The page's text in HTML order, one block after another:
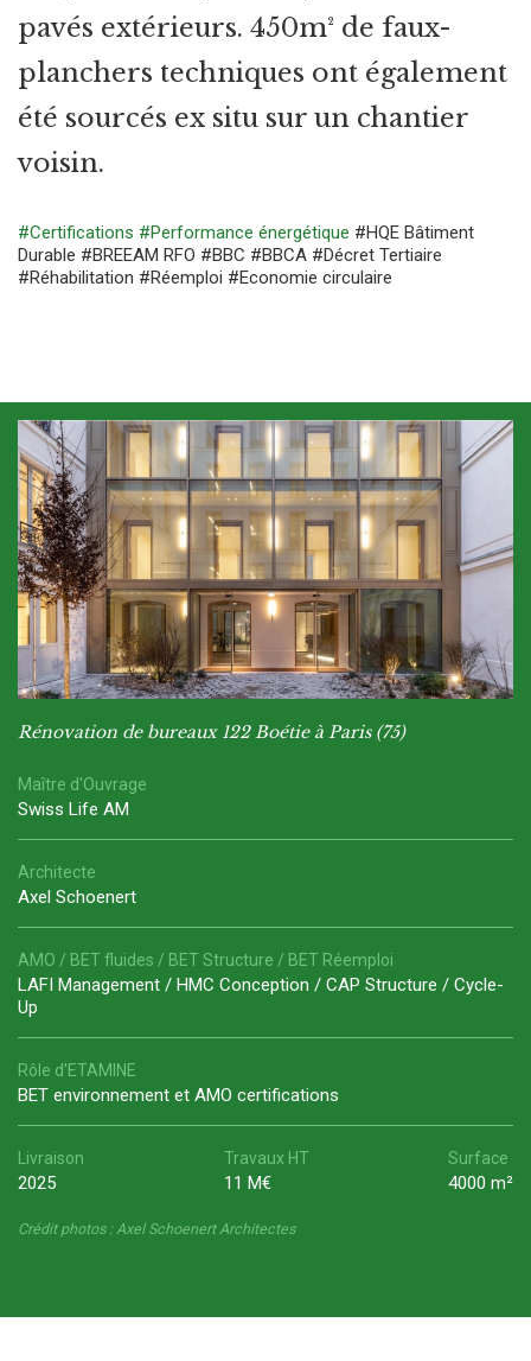
pavés extérieurs. 450m² de faux-
planchers techniques ont également
été sourcés ex situ sur un chantier
voisin.
#Certifications #Performance énergétique #HQE Bâtiment
Durable #BREEAM RFO #BBC #BBCA #Décret Tertiaire
#Réhabilitation #Réemploi #Economie circulaire
Rénovation de bureaux 122 Boétie à Paris (75)
Maître d'Ouvrage
Swiss Life AM
Architecte
Axel Schoenert
AMO / BET fluides / BET Structure / BET Réemploi
LAFI Management / HMC Conception / CAP Structure / Cycle-
Up
Rôle d'ETAMINE
BET environnement et AMO certifications
Livraison
2025
Travaux HT
11 M€
Surface
4000 m²
Crédit photos : Axel Schoenert Architectes